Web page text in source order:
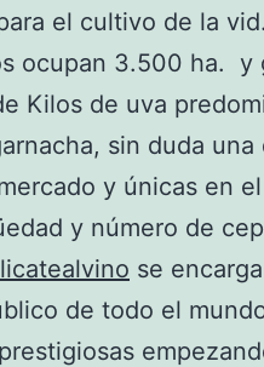
el cultivo de la vid.
ocupan 3.500 ha. y
Kilos de uva
sin duda una
y únicas en
y número de
se
de todo el